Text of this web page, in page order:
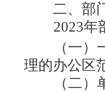
二、 部
2023年
（一
理的办公区
（二）